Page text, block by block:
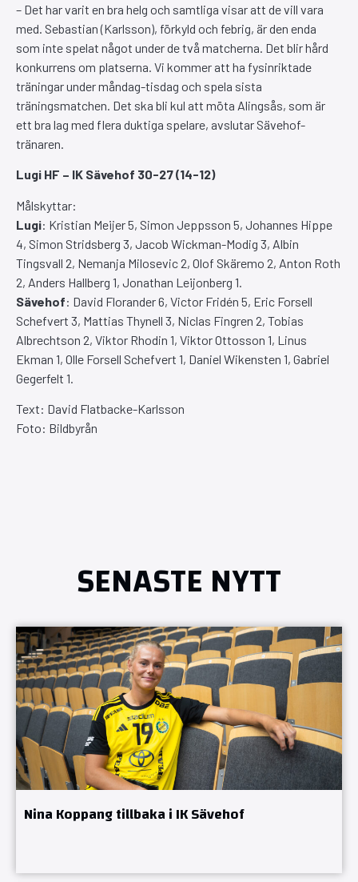
– Det har varit en bra helg och samtliga visar att de vill vara
med. Sebastian (Karlsson), förkyld och febrig, är den enda
som inte spelat något under de två matcherna. Det blir hård
konkurrens om platserna. Vi kommer att ha fysinriktade
träningar under måndag-tisdag och spela sista
träningsmatchen. Det ska bli kul att möta Alingsås, som är
ett bra lag med flera duktiga spelare, avslutar Sävehof-
tränaren.
Lugi HF – IK Sävehof 30-27 (14-12)
Målskyttar:
Lugi: Kristian Meijer 5, Simon Jeppsson 5, Johannes Hippe
4, Simon Stridsberg 3, Jacob Wickman-Modig 3, Albin
Tingsvall 2, Nemanja Milosevic 2, Olof Skäremo 2, Anton Roth
2, Anders Hallberg 1, Jonathan Leijonberg 1.
Sävehof: David Florander 6, Victor Fridén 5, Eric Forsell
Schefvert 3, Mattias Thynell 3, Niclas Fingren 2, Tobias
Albrechtson 2, Viktor Rhodin 1, Viktor Ottosson 1, Linus
Ekman 1, Olle Forsell Schefvert 1, Daniel Wikensten 1, Gabriel
Gegerfelt 1.
Text: David Flatbacke-Karlsson
Foto: Bildbyrån
SENASTE NYTT
Nina Koppang tillbaka i IK Sävehof